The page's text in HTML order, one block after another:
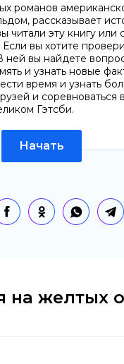
романов
рассказывает
эту книгу или
вы хотите
вы найдете
и узнать новые
время и узнать
и
Гэтсби.
Начать
на желтых